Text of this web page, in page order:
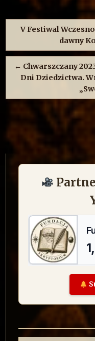
Nawigacja
wpisu
V Festiwal
dawny
← Chwarszczany
Dni Dziedzictwa.